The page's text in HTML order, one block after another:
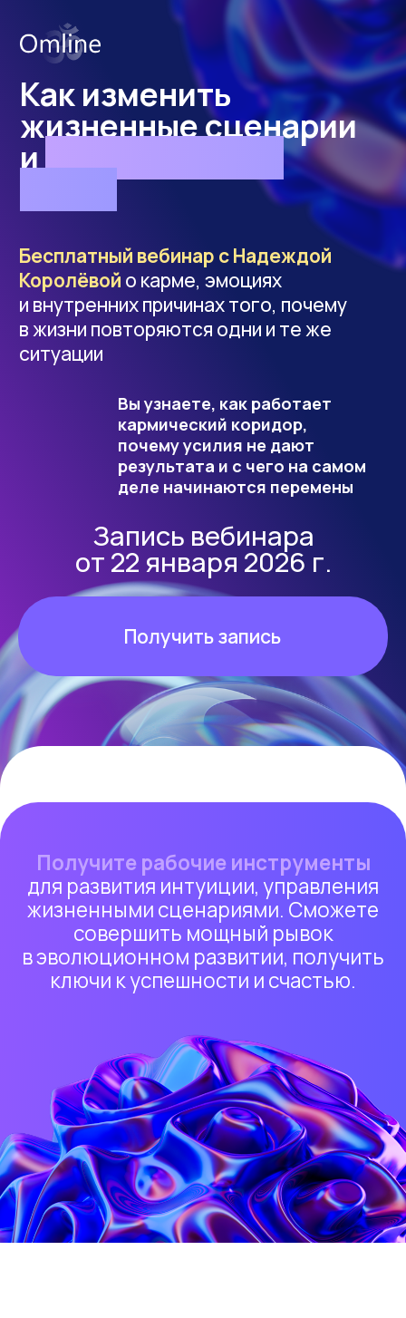
Как изменить
жизненные сценарии
иулучшить свою
жизнь
от 22 января 2026 г.
Вы узнаете, как работает
кармический коридор,
почему усилия не дают
результата и с чего на самом
деле начинаются перемены
Бесплатный вебинар с Надеждой
и внутренних причинах того, почему
ситуации
Получить запись
Получите рабочие инструменты
для развития интуиции, управления
жизненными сценариями. Сможете
в эволюционном развитии, получить
ключи к успешности и счастью.
Этот вебинар для вас,
если вы узнаёте себя
Вы много делаете, стараетесь,
но деньги, отношения или здоровье
не выходят на стабильный уровень
Сценарии повторяются, долги
возвращаются, отношения быстро
заканчиваются
02
Есть ощущение, что живёте
не свою жизньили постоянно
03